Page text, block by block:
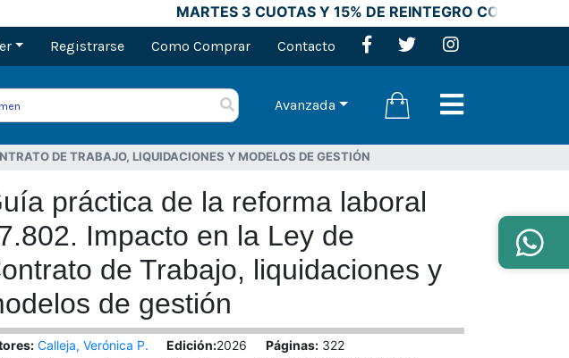
MARTES 3 CUOTAS Y 15% DE REINTEGRO CON
Registrarse Como Comprar Contacto
Avanzada
DE TRABAJO, LIQUIDACIONES Y MODELOS DE GESTIÓN
práctica de la reforma laboral
Impacto en la Ley de
de Trabajo, liquidaciones y
de gestión
Calleja, Verónica P. Edición:2026 Páginas: 322